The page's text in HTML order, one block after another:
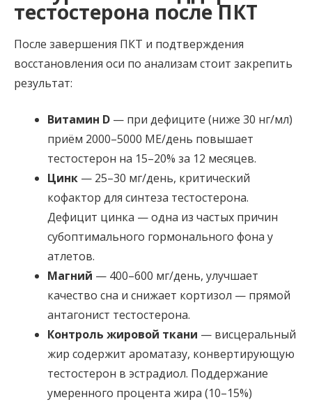
тестостерона после ПКТ
После завершения ПКТ и подтверждения
восстановления оси по анализам стоит закрепить
результат:
Витамин D — при дефиците (ниже 30 нг/мл)
приём 2000–5000 МЕ/день повышает
тестостерон на 15–20% за 12 месяцев.
Цинк — 25–30 мг/день, критический
кофактор для синтеза тестостерона.
Дефицит цинка — одна из частых причин
субоптимального гормонального фона у
атлетов.
Магний — 400–600 мг/день, улучшает
качество сна и снижает кортизол — прямой
антагонист тестостерона.
Контроль жировой ткани — висцеральный
жир содержит ароматазу, конвертирующую
тестостерон в эстрадиол. Поддержание
умеренного процента жира (10–15%)